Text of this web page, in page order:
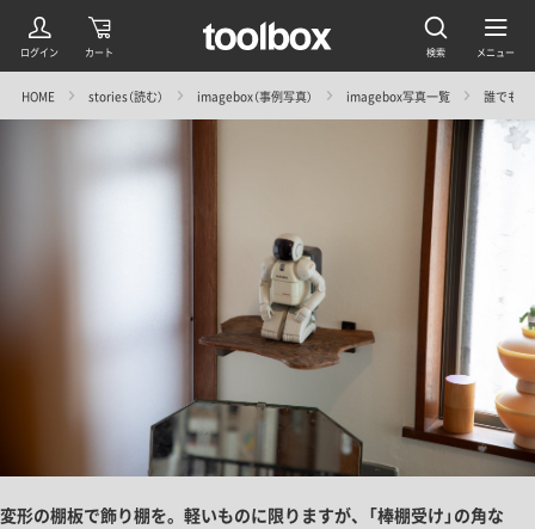
HOME stories（読む） imagebox（事例写真） imagebox写真一覧 誰でも買
変形の棚板で飾り棚を。軽いものに限りますが、「棒棚受け」の角な